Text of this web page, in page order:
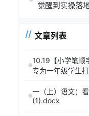
觉醒到实操落
文章列表
10.19【小学笔
专为一年级学生
一（上）语文：
(1).docx